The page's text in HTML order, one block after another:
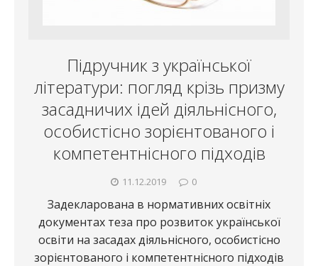
Підручник з української
літератури: погляд крізь призму
засадничих ідей діяльнісного,
особистісно зорієнтованого і
компетентнісного підходів
11.12.2019 0
Задекларована в нормативних освітніх
документах теза про розвиток української
освіти на засадах діяльнісного, особистісно
зорієнтованого і компетентнісного підходів